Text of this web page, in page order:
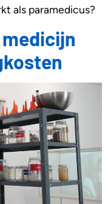
als paramedicus?